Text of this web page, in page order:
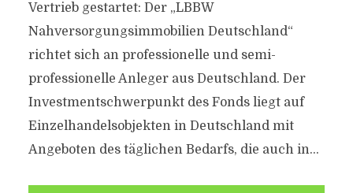
Vertrieb gestartet: Der „LBBW
Nahversorgungsimmobilien Deutschland“
richtet sich an professionelle und semi-
professionelle Anleger aus Deutschland. Der
Investmentschwerpunkt des Fonds liegt auf
Einzelhandelsobjekten in Deutschland mit
Angeboten des täglichen Bedarfs, die auch in...